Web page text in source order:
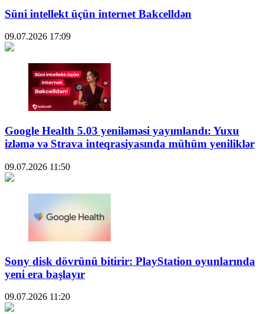
Süni intellekt üçün internet Bakcelldən
09.07.2026 17:09
Google Health 5.03 yeniləməsi yayımlandı: Yuxu
izləmə və Strava inteqrasiyasında mühüm yeniliklər
09.07.2026 11:50
Sony disk dövrünü bitirir: PlayStation oyunlarında
yeni era başlayır
09.07.2026 11:20